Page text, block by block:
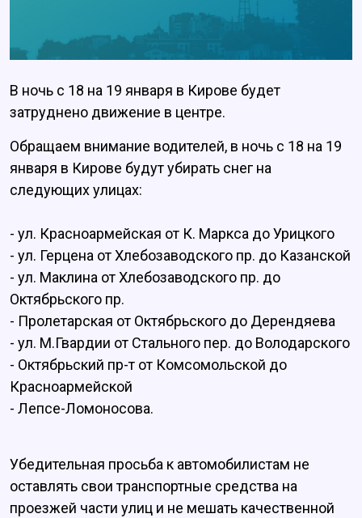
В ночь с 18 на 19 января в Кирове будет
затруднено движение в центре.
Обращаем внимание водителей, в ночь с 18 на 19
января в Кирове будут убирать снег на
следующих улицах:
- ул. Красноармейская от К. Маркса до Урицкого
- ул. Герцена от Хлебозаводского пр. до Казанской
- ул. Маклина от Хлебозаводского пр. до
Октябрьского пр.
- Пролетарская от Октябрьского до Дерендяева
- ул. М.Гвардии от Стального пер. до Володарского
- Октябрьский пр-т от Комсомольской до
Красноармейской
- Лепсе-Ломоносова.
Убедительная просьба к автомобилистам не
оставлять свои транспортные средства на
проезжей части улиц и не мешать качественной